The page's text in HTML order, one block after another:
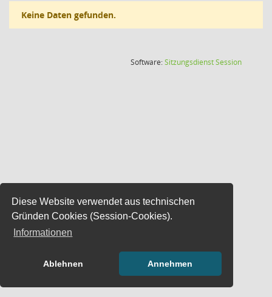
Diese Website verwendet aus technischen
Gründen Cookies (Session-Cookies).
Informationen
Ablehnen Annehmen
Keine Daten gefunden.
Software:SitzungsdienstSession(Wird in